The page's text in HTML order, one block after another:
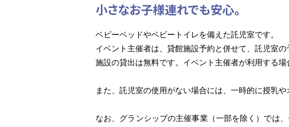
小さなお子様連れでも安心。
ベビーベッドやベビートイレを備えた託児室です。
イベント主催者は、貸館施設予約と併せて、託児室の
施設の貸出は無料です。イベント主催者が利用する
また、託児室の使用がない場合には、一時的に授乳や
なお、グランシップの主催事業（一部を除く）では